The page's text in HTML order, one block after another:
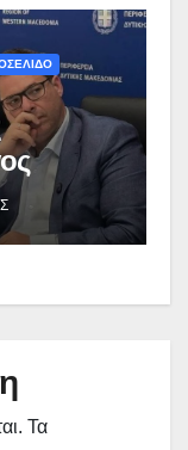
μας
Τα